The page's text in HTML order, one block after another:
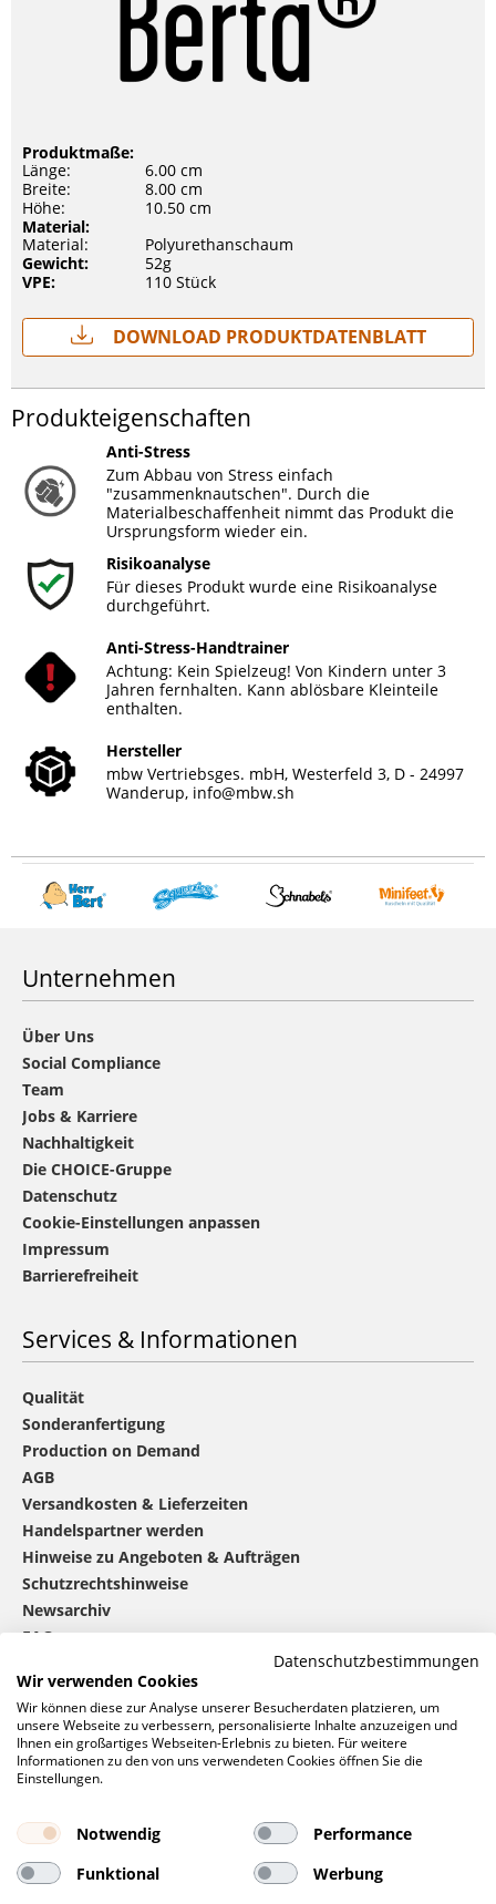
Produktmaße:
Länge:
6.00 cm
Breite:
8.00 cm
Höhe:
10.50 cm
Material:
Material:
Polyurethanschaum
Gewicht:
52g
VPE:
110 Stück
Download Produktdatenblatt
Produkteigenschaften
Anti-Stress
Zum Abbau von Stress einfach
"zusammenknautschen". Durch die
Materialbeschaffenheit nimmt das Produkt die
Ursprungsform wieder ein.
Risikoanalyse
Für dieses Produkt wurde eine Risikoanalyse
durchgeführt.
Anti-Stress-Handtrainer
Achtung: Kein Spielzeug! Von Kindern unter 3
Jahren fernhalten. Kann ablösbare Kleinteile
enthalten.
Hersteller
mbw Vertriebsges. mbH, Westerfeld 3, D - 24997
Wanderup, info@mbw.sh
Unternehmen
Über Uns
Social Compliance
Team
Jobs & Karriere
Nachhaltigkeit
Die CHOICE-Gruppe
Datenschutz
Cookie-Einstellungen anpassen
Impressum
Barrierefreiheit
Services & Informationen
Qualität
Sonderanfertigung
Production on Demand
AGB
Versandkosten & Lieferzeiten
Handelspartner werden
Hinweise zu Angeboten & Aufträgen
Schutzrechtshinweise
Newsarchiv
FAQ
mbw®kontaktieren
0 46 06 / 94 02 - 0
Rufen Sie uns an
Anfrage
Soziale Netzwerke
Datenschutzbestimmungen
Wir verwenden Cookies
Wir können diese zur Analyse unserer Besucherdaten platzieren, um
unsere Webseite zu verbessern, personalisierte Inhalte anzuzeigen und
Ihnen ein großartiges Webseiten-Erlebnis zu bieten. Für weitere
Informationen zu den von uns verwendeten Cookies öffnen Sie die
Einstellungen.
Notwendig
Performance
Funktional
Werbung